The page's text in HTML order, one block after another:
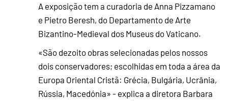
A exposição tem a curadoria de Anna Pizzamano
e Pietro Beresh, do Departamento de Arte
Bizantino-Medieval dos Museus do Vaticano.
«São dezoito obras selecionadas pelos nossos
dois conservadores; escolhidas em toda a área da
Europa Oriental Cristã: Grécia, Bulgária, Ucrânia,
Rússia, Macedónia» - explica a diretora Barbara